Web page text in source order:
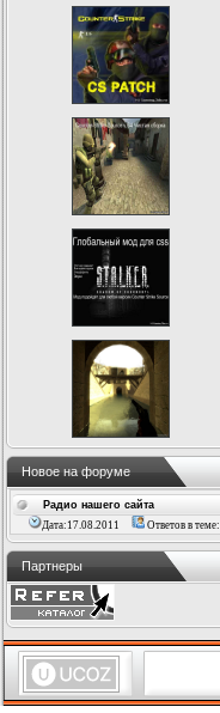
Новое на форуме
Радио нашего сайта
Дата:17.08.2011
Ответов в
Партнеры